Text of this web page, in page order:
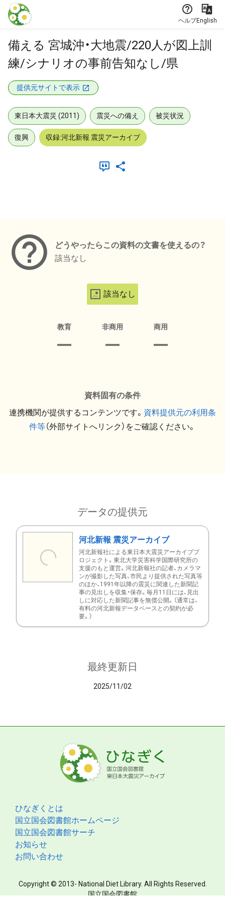
本文に飛ぶ
ヘルプEnglish
備える 宮城沖・大地震/220人が図上訓
練/シナリオの事前告知なし/県
提供元サイトで表示
東日本大震災 (2011) 震災への備え 被災状況
復興 収録:河北新報 震災アーカイブ
どうやったらこの資料の文書を使えるの？
該当なし
該当なし
教育 非商用 商用
資料固有の条件
連携機関が提供するコンテンツです。 資料提供元の利用条
件等（外部サイトへリンク）をご確認ください。
データの提供元
河北新報 震災アーカイブ
河北新報社による東日本大震災アーカイブプ
ロジェクト。東北大学災害科学国際研究所の
支援のもと運営。河北新報社の記者、カメラマ
ンが撮影した写真、市民より提供された写真等
のほか、1991年以降の震災に関連した新聞記
事の見出しを収集・保存。毎月11日には、見出
しに対応した新聞記事を無償公開。（通常は、
有料の河北新報データベースとの契約が必
要。）
最終更新日
2025/11/02
ひなぎくとは
国立国会図書館ホームページ
国立国会図書館サーチ
お知らせ
お問い合わせ
Copyright © 2013- National Diet Library. All Rights Reserved.